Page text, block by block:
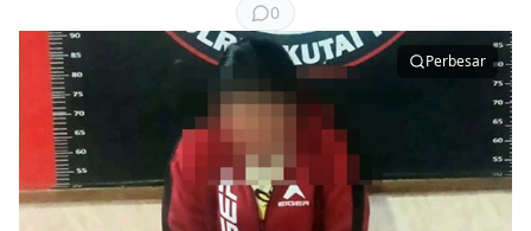
0
Perbesar